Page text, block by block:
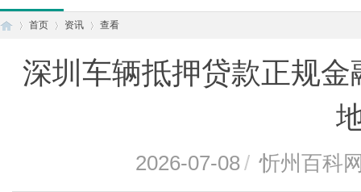
首页 资讯 查看
深圳车辆抵押贷款正规
2026-07-08/ 忻州百科